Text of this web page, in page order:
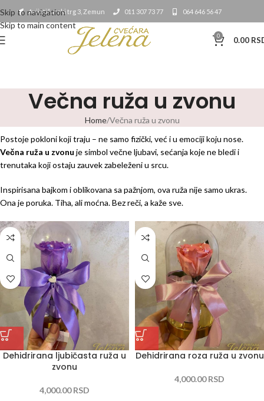
Skip to navigation
Skip to main content
Avijatičarski trg 3, Zemun 011 307 73 77 064 646 56 47
0 0.00
Večna ruža u zvonu
Home Večna ruža u zvonu
Postoje pokloni koji traju – ne samo fizički, već i u emociji koju nose.
Večna ruža u zvonu je simbol večne ljubavi, sećanja koje ne bledi i
trenutaka koji ostaju zauvek zabeleženi u srcu.
Inspirisana bajkom i oblikovana sa pažnjom, ova ruža nije samo ukras.
Ona je poruka. Tiha, ali moćna. Bez reči, a kaže sve.
Dehidrirana ljubičasta ruža u
zvonu
4,000.00RSD
Dehidrirana roza ruža u zvonu
4,000.00RSD